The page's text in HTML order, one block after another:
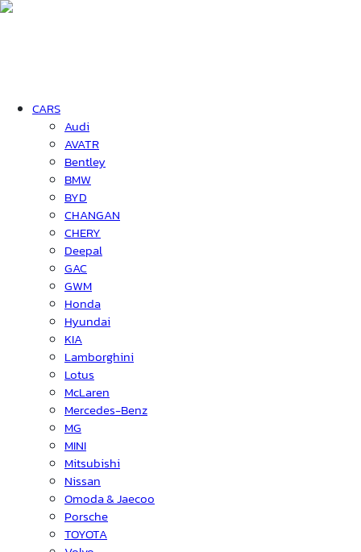
CARS
Audi
AVATR
Bentley
BMW
BYD
CHANGAN
CHERY
Deepal
GAC
GWM
Honda
Hyundai
KIA
Lamborghini
Lotus
McLaren
Mercedes-Benz
MG
MINI
Mitsubishi
Nissan
Omoda & Jaecoo
Porsche
TOYOTA